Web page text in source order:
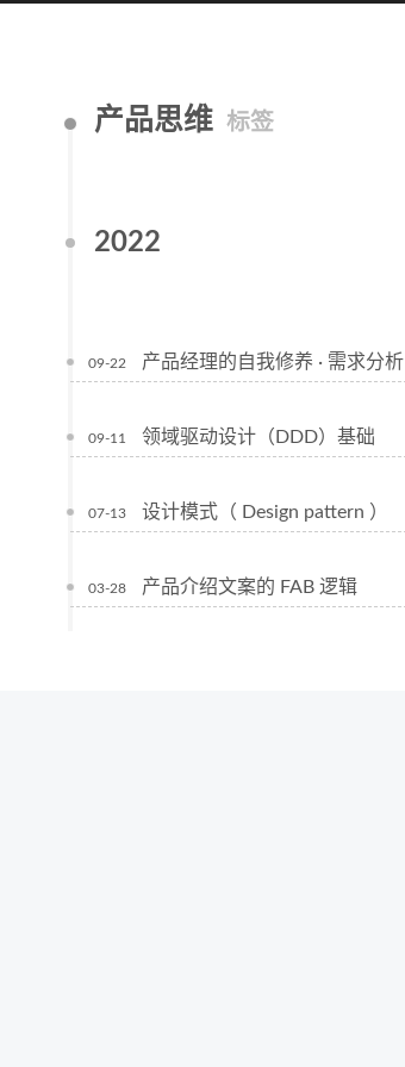
产品思维 标签
2022
09-22 产品经理的自我修养 · 需求分析
09-11 领域驱动设计（DDD）基础
07-13 设计模式（ Design pattern ）
03-28 产品介绍文案的 FAB 逻辑